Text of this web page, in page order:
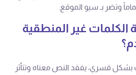
وتضر بـ سيو الموقع.
الكلمات غير المنطقية
بشكل قسري، يفقد النص معناه وتتأثر